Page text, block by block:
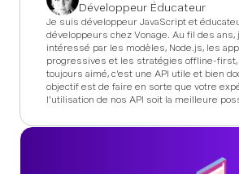
Développeur Éducateur
Je suis développeur JavaScript et
développeurs chez Vonage. Au fil des ans,
intéressé par les modèles, Node.js, les
progressives et les stratégies offline-first,
toujours aimé, c'est une API utile et bien
objectif est de faire en sorte que votre
l'utilisation de nos API soit la meilleure